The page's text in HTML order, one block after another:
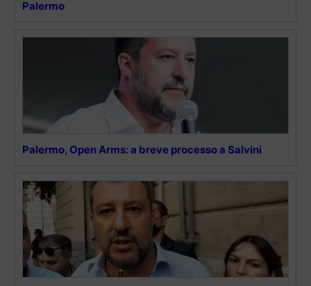
Palermo
Palermo, Open Arms: a breve processo a Salvini